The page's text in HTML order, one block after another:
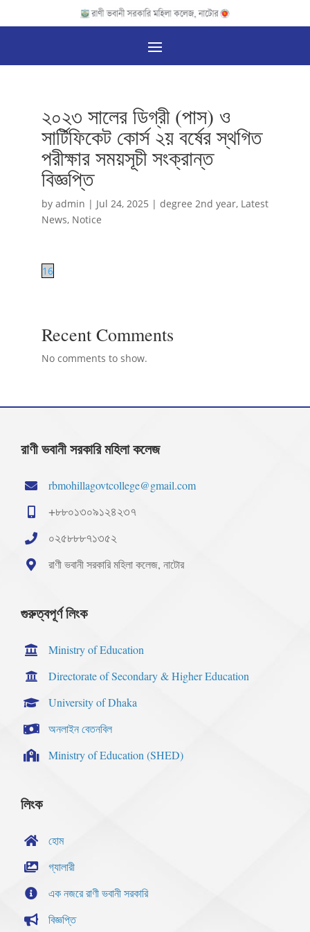
২০২৩ সালের ডিগ্রী (পাস) ও
সার্টিফিকেট কোর্স ২য় বর্ষের স্থগিত
পরীক্ষার সময়সূচী সংক্রান্ত
বিজ্ঞপ্তি
by admin | Jul 24, 2025 | degree 2nd year, Latest
News, Notice
16
Recent Comments
No comments to show.
রাণী ভবানী সরকারি মহিলা কলেজ
rbmohillagovtcollege@gmail.com
+৮৮০১৩০৯১২৪২৩৭
০২৫৮৮৮৭১৩৫২
রাণী ভবানী সরকারি মহিলা কলেজ, নাটোর
গুরুত্বপূর্ণ লিংক
Ministry of Education
Directorate of Secondary & Higher Education
University of Dhaka
অনলাইন বেতনবিল
Ministry of Education (SHED)
লিংক
হোম
গ্যালারী
এক নজরে রাণী ভবানী সরকারি
বিজ্ঞপ্তি